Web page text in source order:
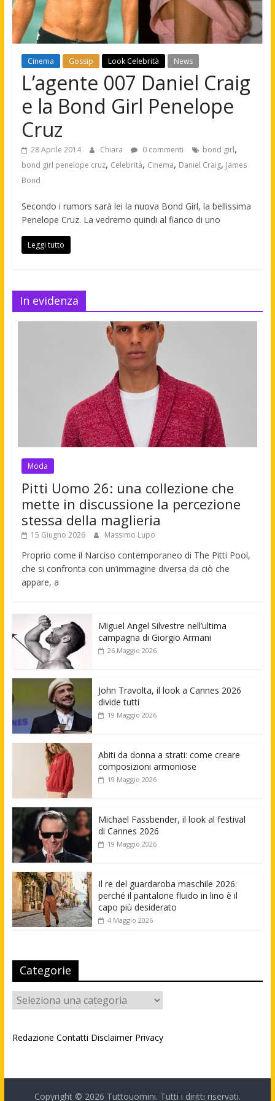
Cinema Gossip Look Celebrità News
L’agente 007 Daniel Craig
e la Bond Girl Penelope
Cruz
28 Aprile 2014 Chiara 0 commenti bond girl,
bond girl penelope cruz, Celebrità, Cinema, Daniel Craig, James
Bond
Secondo i rumors sarà lei la nuova Bond Girl, la bellissima
Penelope Cruz. La vedremo quindi al fianco di uno
Leggi tutto
In evidenza
Moda
Pitti Uomo 26: una collezione che
mette in discussione la percezione
stessa della maglieria
15 Giugno 2026 Massimo Lupo
Proprio come il Narciso contemporaneo di The Pitti Pool,
che si confronta con un’immagine diversa da ciò che
appare, a
Miguel Angel Silvestre nell’ultima
campagna di Giorgio Armani
26 Maggio 2026
John Travolta, il look a Cannes 2026
divide tutti
19 Maggio 2026
Abiti da donna a strati: come creare
composizioni armoniose
19 Maggio 2026
Michael Fassbender, il look al festival
di Cannes 2026
19 Maggio 2026
Il re del guardaroba maschile 2026:
perché il pantalone fluido in lino è il
capo più desiderato
4 Maggio 2026
Categorie
Categorie
Redazione Contatti Disclaimer Privacy
Copyright © 2026 Tuttouomini. Tutti i diritti riservati.